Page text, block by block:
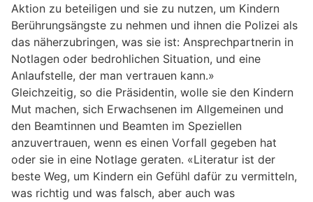
Aktion zu beteiligen und sie zu nutzen, um Kindern
Berührungsängste zu nehmen und ihnen die Polizei als
das näherzubringen, was sie ist: Ansprechpartnerin in
Notlagen oder bedrohlichen Situation, und eine
Anlaufstelle, der man vertrauen kann.»
Gleichzeitig, so die Präsidentin, wolle sie den Kindern
Mut machen, sich Erwachsenen im Allgemeinen und
den Beamtinnen und Beamten im Speziellen
anzuvertrauen, wenn es einen Vorfall gegeben hat
oder sie in eine Notlage geraten. «Literatur ist der
beste Weg, um Kindern ein Gefühl dafür zu vermitteln,
was richtig und was falsch, aber auch was